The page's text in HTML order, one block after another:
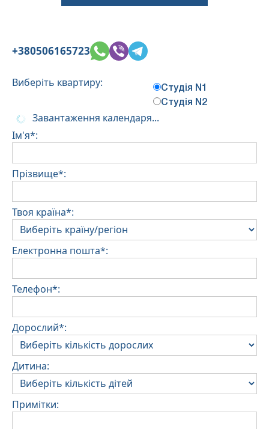
+380506165723
Виберіть квартиру:
Студія N1
Студія N2
Завантаження календаря...
Ім'я*:
Прізвище*:
Твоя країна*:
Електронна пошта*:
Телефон*:
Дорослий*:
Дитина:
Примітки: